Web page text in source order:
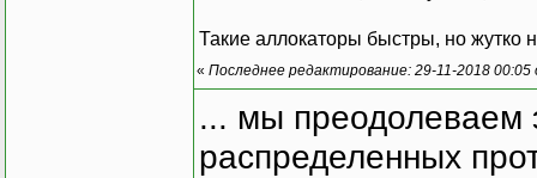
free
heap
}
void*alloc(size_t
if (block->
continue
Такие аллокаторы быстры, но жутко
« Последнее редактирование: 29-11-2018 00:05
... мы преодолеваем
распределенных